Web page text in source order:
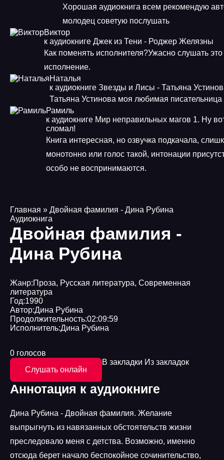
Хорошая аудиокнига всем рекомендую
молодец советую послушать
Виктор
к аудиокниге Джек из Тени - Роджер Желязны
Как поменять исполнителя?Ужасно слушать это
исполнение.
Наталья
к аудиокниге Звезды и Лисы - Татьяна
Татьяна Устинова моя любимая писательница
Рамиль
к аудиокниге Мир неправильных магов 1. Ну
сломал!
Книга интересная, но озвучка подкачала,
монотонно или голос такой, интонации
особо не воспринимаются.
Главная » Двойная фамилия - Дина Рубина
Аудиокнига
Двойная фамилия -
Дина Рубина
Жанр:Проза, Русская литература, Современная
литература
Год:1990
Автор:Дина Рубина
Продолжительность:02:09:59
Исполнитель:Дина Рубина
0 голосов
Слушать онлайн
В закладки Из закладок
Аннотация к аудиокниге
Дина Рубина - Двойная фамилия. Желание
выпрыгнуть из навязанных обстоятельств жизни
преследовало меня с детства. Возможно, именно
отсюда берет начало беспокойное сочинительство,